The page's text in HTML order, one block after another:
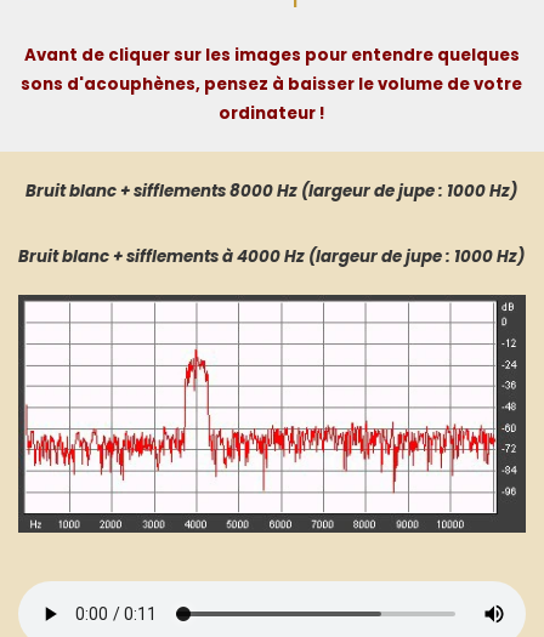
Avant de cliquer sur les images pour entendre quelques
sons d'acouphènes, pensez à baisser le volume de votre
ordinateur !
Bruit blanc + sifflements 8000 Hz (largeur de jupe : 1000 Hz)
Bruit blanc + sifflements à 4000 Hz (largeur de jupe : 1000 Hz)